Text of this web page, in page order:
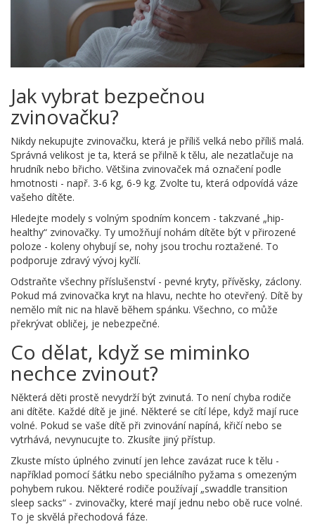
Jak vybrat bezpečnou
zvinovačku?
Nikdy nekupujte zvinovačku, která je příliš velká nebo příliš malá.
Správná velikost je ta, která se přilně k tělu, ale nezatlačuje na
hrudník nebo břicho. Většina zvinovaček má označení podle
hmotnosti - např. 3-6 kg, 6-9 kg. Zvolte tu, která odpovídá váze
vašeho dítěte.
Hledejte modely s volným spodním koncem - takzvané „hip-
healthy“ zvinovačky. Ty umožňují nohám dítěte být v přirozené
poloze - koleny ohybují se, nohy jsou trochu roztažené. To
podporuje zdravý vývoj kyčlí.
Odstraňte všechny příslušenství - pevné kryty, přívěsky, záclony.
Pokud má zvinovačka kryt na hlavu, nechte ho otevřený. Dítě by
nemělo mít nic na hlavě během spánku. Všechno, co může
překrývat obličej, je nebezpečné.
Co dělat, když se miminko
nechce zvinout?
Některá děti prostě nevydrží být zvinutá. To není chyba rodiče
ani dítěte. Každé dítě je jiné. Některé se cítí lépe, když mají ruce
volné. Pokud se vaše dítě při zvinování napíná, křičí nebo se
vytrhává, nevynucujte to. Zkusíte jiný přístup.
Zkuste místo úplného zvinutí jen lehce zavázat ruce k tělu -
například pomocí šátku nebo speciálního pyžama s omezeným
pohybem rukou. Některé rodiče používají „swaddle transition
sleep sacks“ - zvinovačky, které mají jednu nebo obě ruce volné.
To je skvělá přechodová fáze.